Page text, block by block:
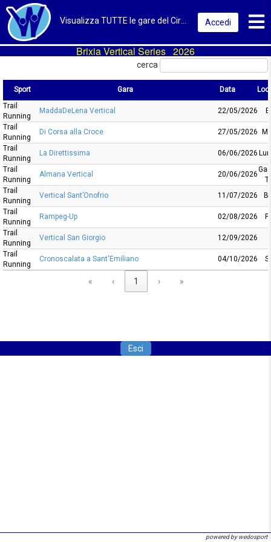
Accedi
Brixia Vertical Series 2026
cerca
Sport Gara Data
Sport Gara Data
Trail
Running
MaddaDeLena Vertical 22/05/2026
Trail
Running
Di Corsa alla Croce 27/05/2026
Trail
Running
La Direttissima 06/06/2026
Trail
Running
Almana Vertical 20/06/2026
Trail
Running
Vertical Sant’Onofrio 11/07/2026
Trail
Running
Rampeg-Up 02/08/2026
Trail
Running
Vertical San Giorgio 12/09/2026
Trail
Running
Cronoscalata a Sant'Emiliano 04/10/2026
« ‹ 1 › »
Esci
powered by wedosport